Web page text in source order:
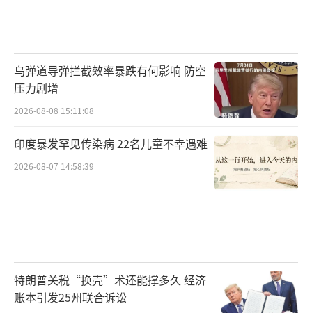
乌弹道导弹拦截效率暴跌有何影响 防空
压力剧增
2026-08-08 15:11:08
印度暴发罕见传染病 22名儿童不幸遇难
2026-08-07 14:58:39
特朗普关税“换壳”术还能撑多久 经济
账本引发25州联合诉讼